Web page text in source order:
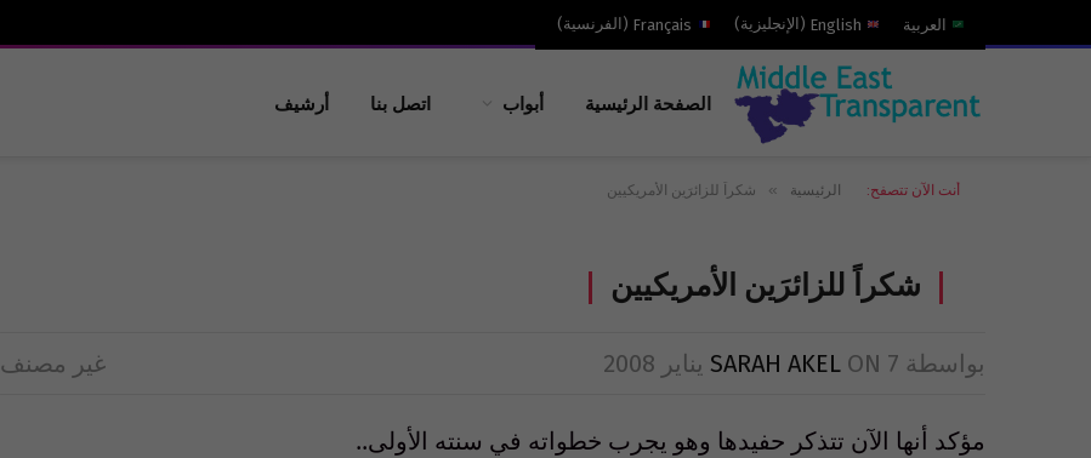
العربية English
( الإنجليزية)
Français
( الفرنسية)
الصفحة الرئيسية أبواب اتصل بنا أرشيف
أنت الآن تتصفح: الرئيسية » شكراً للزائرَين الأمريكيين
شكراً للزائرَين الأمريكيين
بواسطة SARAH AKEL ON 7 يناير 2008 غير مصنف
مؤكد أنها الآن تتذكر حفيدها وهو يجرب خطواته في سنته الأولى..